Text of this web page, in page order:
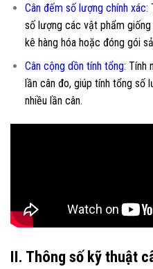
Cân đếm số lượng chính xác:
số lượng các vật phẩm
kê hàng hóa hoặc đóng gói
Cân cộng dồn tính tổng: Tính
lần cân đo, giúp tính tổng số
nhiều lần cân.
II. Thông số kỹ thuật